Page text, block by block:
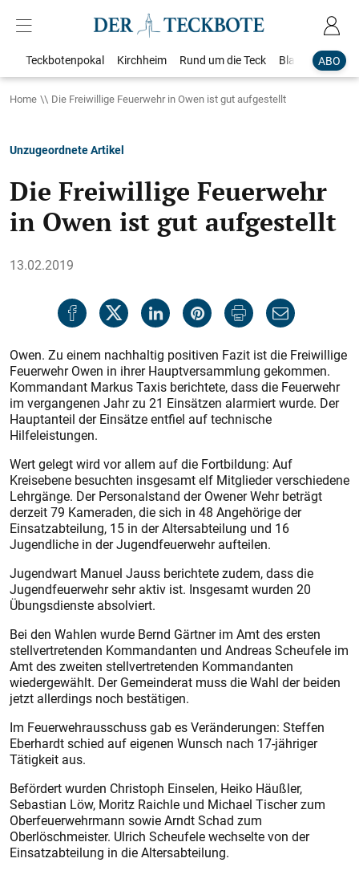
ABO
Teckbotenpokal Kirchheim Rund um die Teck Blaulicht
Home Die Freiwillige Feuerwehr in Owen ist gut aufgestellt
Unzugeordnete Artikel
Die Freiwillige Feuerwehr
in Owen ist gut aufgestellt
13.02.2019
Owen. Zu einem nachhaltig positiven Fazit ist die Freiwillige
Feuerwehr Owen in ihrer Hauptversammlung gekommen.
Kommandant Markus Taxis berichtete, dass die Feuerwehr
im vergangenen Jahr zu 21 Einsätzen alarmiert wurde. Der
Hauptanteil der Einsätze entfiel auf technische
Hilfeleistungen.
Wert gelegt wird vor allem auf die Fortbildung: Auf
Kreisebene besuchten insgesamt elf Mitglieder verschiedene
Lehrgänge. Der Personalstand der Owener Wehr beträgt
derzeit 79 Kameraden, die sich in 48 Angehörige der
Einsatzabteilung, 15 in der Altersabteilung und 16
Jugendliche in der Jugendfeuerwehr aufteilen.
Jugendwart Manuel Jauss berichtete zudem, dass die
Jugendfeuerwehr sehr aktiv ist. Insgesamt wurden 20
Übungsdienste absolviert.
Bei den Wahlen wurde Bernd Gärtner im Amt des ersten
stellvertretenden Kommandanten und Andreas Scheufele im
Amt des zweiten stellvertretenden Kommandanten
wiedergewählt. Der Gemeinderat muss die Wahl der beiden
jetzt allerdings noch bestätigen.
Im Feuerwehrausschuss gab es Veränderungen: Steffen
Eberhardt schied auf eigenen Wunsch nach 17-jähriger
Tätigkeit aus.
Befördert wurden Christoph Einselen, Heiko Häußler,
Sebastian Löw, Moritz Raichle und Michael Tischer zum
Oberfeuerwehrmann sowie Arndt Schad zum
Oberlöschmeister. Ulrich Scheufele wechselte von der
Einsatzabteilung in die Altersabteilung.